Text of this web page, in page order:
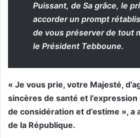
Puissant, de Sa grâce, le
accorder un prompt
de vous préserver de tout
le Président Tebboune.
« Je vous prie, votre Majesté,
sincères de santé et
de considération et d’estime », a
de la République.